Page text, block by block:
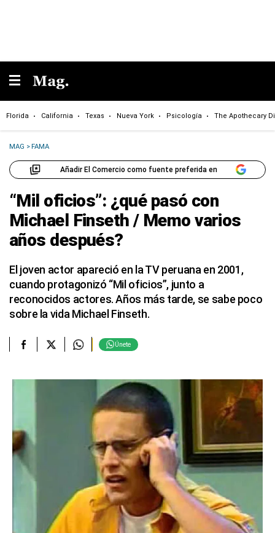
Florida California Texas Nueva York Psicología The Apothecary
MAG >FAMA
Añadir El Comercio como fuente preferida en
“Mil oficios”: ¿qué pasó con
Michael Finseth / Memo varios
años después?
El joven actor apareció en la TV peruana en 2001,
cuando protagonizó “Mil oficios”, junto a
reconocidos actores. Años más tarde, se sabe poco
sobre la vida Michael Finseth.
Únete